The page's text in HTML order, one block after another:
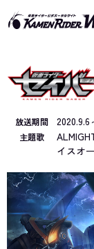
当サイトでは、機械的な
す。指定した言語に切り
訳機能をご利用ください。
放送期間 2020.9.6
主題歌
イスオ